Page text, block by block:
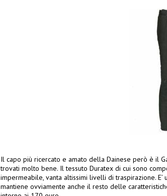
Il capo più ricercato e amato della Dainese però è il
trovati molto bene. Il tessuto Duratex di cui sono
impermeabile, vanta altissimi livelli di traspirazione.
mantiene ovviamente anche il resto delle